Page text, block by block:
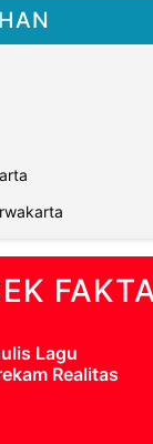
Lagu
Realitas